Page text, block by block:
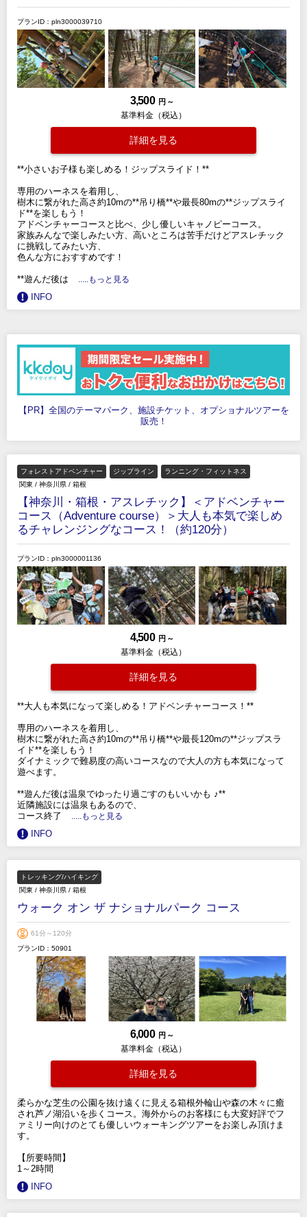
プランID：pln3000039710
3,500 円 ～
基準料金（税込）
詳細を見る
**小さいお子様も楽しめる！ジップスライド！**
専用のハーネスを着用し、
樹木に繋がれた高さ約10mの**吊り橋**や最長80mの**ジップスライ
ド**を楽しもう！
アドベンチャーコースと比べ、少し優しいキャノピーコース。
家族みんなで楽しみたい方、高いところは苦手だけどアスレチック
に挑戦してみたい方、
色んな方におすすめです！
**遊んだ後は .....もっと見る
INFO
【PR】全国のテーマパーク、施設チケット、オプショナルツアーを
販売！
フォレストアドベンチャー ジップライン
ランニング・フィットネス
関東 / 神奈川県 / 箱根
【神奈川・箱根・アスレチック】＜アドベンチャー
コース（Adventure course）＞大人も本気で楽しめ
るチャレンジングなコース！（約120分）
プランID：pln3000001136
4,500 円 ～
基準料金（税込）
詳細を見る
**大人も本気になって楽しめる！アドベンチャーコース！**
専用のハーネスを着用し、
樹木に繋がれた高さ約10mの**吊り橋**や最長120mの**ジップスラ
イド**を楽しもう！
ダイナミックで難易度の高いコースなので大人の方も本気になって
遊べます。
**遊んだ後は温泉でゆったり過ごすのもいいかも ♪**
近隣施設には温泉もあるので、
コース終了
.....もっと見る
INFO
トレッキング/ハイキング
関東 / 神奈川県 / 箱根
ウォーク オン ザ ナショナルパーク コース
61分～120分
プランID：50901
6,000 円 ～
基準料金（税込）
詳細を見る
柔らかな芝生の公園を抜け遠くに見える箱根外輪山や森の木々に癒
され芦ノ湖沿いを歩くコース。海外からのお客様にも大変好評でフ
ァミリー向けのとても優しいウォーキングツアーをお楽しみ頂けま
す。
【所要時間】
1～2時間
INFO